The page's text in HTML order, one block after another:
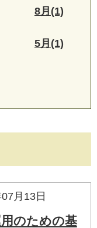
月13日
のための基
8月(1)
5月(1)